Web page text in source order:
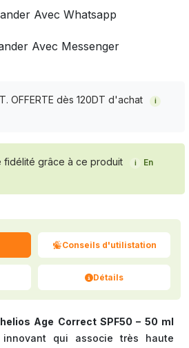
Avec Whatsapp
Avec Messenger
OFFERTE dès 120DT d'achat i
fidélité grâce à ce produit i
En
Conseils d'utilistation
Détails
Age Correct SPF50 – 50 ml
qui associe très haute